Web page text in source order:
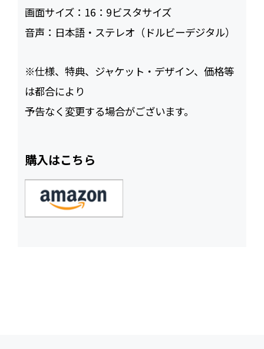
画面サイズ： 16：9ビスタサイズ
音声： 日本語・ステレオ（ドルビーデジタル）
※仕様、特典、ジャケット・デザイン、価格等
は都合により
予告なく変更する場合がございます。
購入はこちら